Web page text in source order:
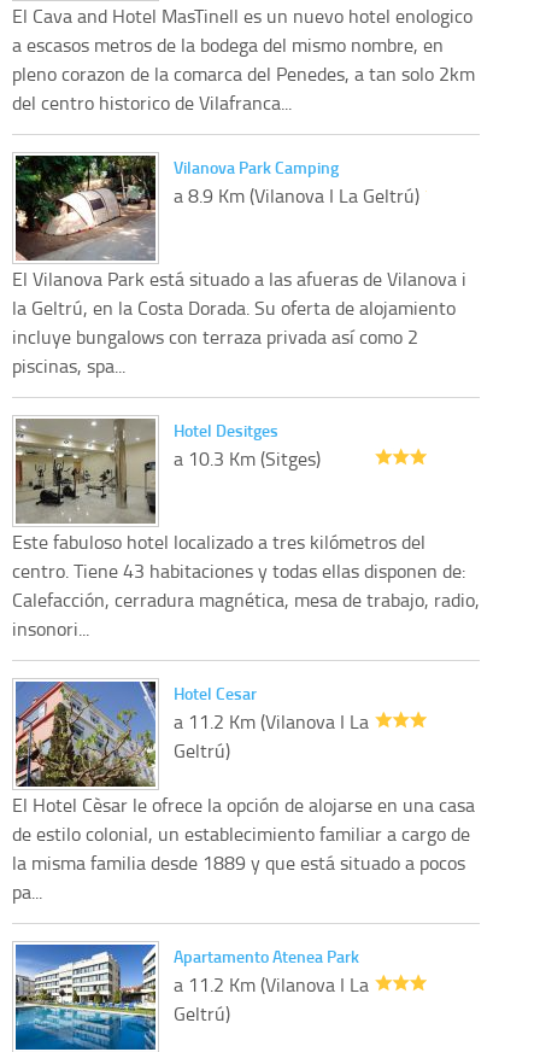
El Cava and Hotel MasTinell es un nuevo hotel enologico
a escasos metros de la bodega del mismo nombre, en
pleno corazon de la comarca del Penedes, a tan solo 2km
del centro historico de Vilafranca...
Vilanova Park Camping
a 8.9 Km (Vilanova I La Geltrú)
El Vilanova Park está situado a las afueras de Vilanova i
la Geltrú, en la Costa Dorada. Su oferta de alojamiento
incluye bungalows con terraza privada así como 2
piscinas, spa...
Hotel Desitges
a 10.3 Km (Sitges)
Este fabuloso hotel localizado a tres kilómetros del
centro. Tiene 43 habitaciones y todas ellas disponen de:
Calefacción, cerradura magnética, mesa de trabajo, radio,
insonori...
Hotel Cesar
a 11.2 Km (Vilanova I La
Geltrú)
El Hotel Cèsar le ofrece la opción de alojarse en una casa
de estilo colonial, un establecimiento familiar a cargo de
la misma familia desde 1889 y que está situado a pocos
pa...
Apartamento Atenea Park
a 11.2 Km (Vilanova I La
Geltrú)